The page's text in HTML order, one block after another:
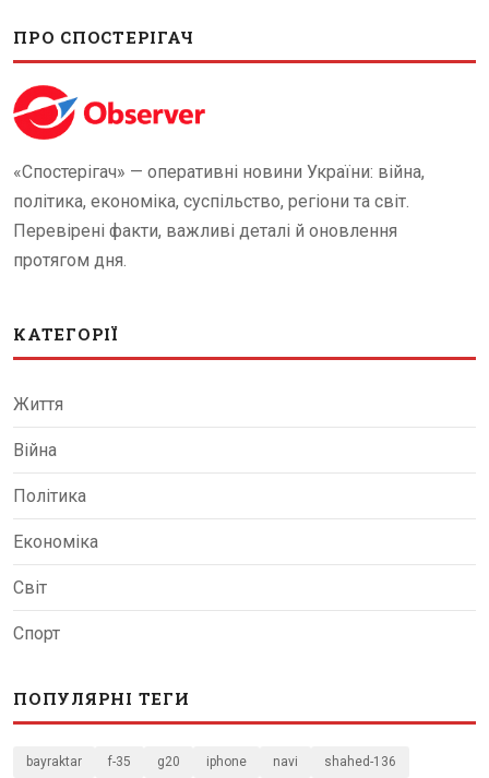
ПРО СПОСТЕРІГАЧ
«Спостерігач» — оперативні новини України: війна,
політика, економіка, суспільство, регіони та світ.
Перевірені факти, важливі деталі й оновлення
протягом дня.
КАТЕГОРІЇ
Життя
Війна
Політика
Економіка
Світ
Спорт
ПОПУЛЯРНІ ТЕГИ
bayraktar f-35 g20 iphone navi shahed-136